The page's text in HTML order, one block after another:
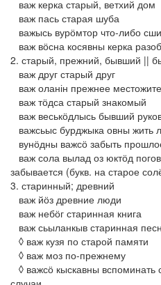
важ керка старый, ветхий дом
важ пась старая шуба
важысь вурӧмтор что-либо
важ вӧсна косявны керка
2. старый, прежний, бывший ||
важ друг старый друг
важ оланін прежнее
важ тӧдса старый знакомый
важ веськӧдлысь бывший
важсьыс бурджыка овны жить
вунӧдны важсӧ забыть
важ сола вылад оз юктӧд
забывается (букв. на старое
3. старинный; древний
важ йӧз древние люди
важ небӧг старинная книга
важ сьыланкыв старинная
◊ важ кузя по старой памяти
◊ важ моз по-прежнему
◊ важсӧ кыскавны вспоминать